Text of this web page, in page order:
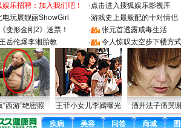
娱乐招聘：加入我们吧！ ·点击进入搜狐娱乐影视库
电玩展靓丽ShowGirl ·游戏史上最般配的十对情侣
《变形金刚2》送票！ ·
张元首透露戒毒生活
岳伦爆李湘胎教 · 令人惊叹太空步下楼方式
“西游”绝密照 王菲小女儿李嫣曝光 酒井法子痛哭